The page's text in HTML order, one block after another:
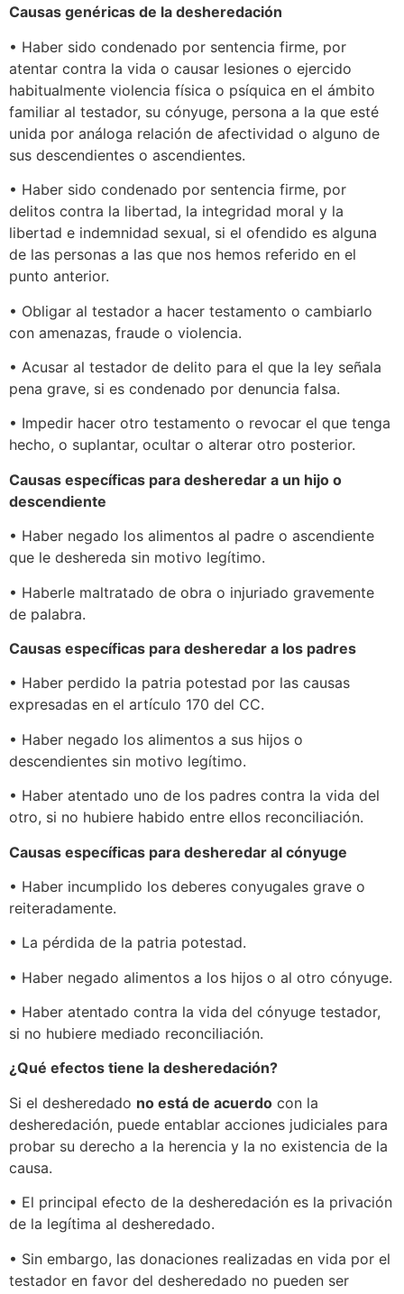
Causas genéricas de la desheredación
• Haber sido condenado por sentencia firme, por
atentar contra la vida o causar lesiones o ejercido
habitualmente violencia física o psíquica en el ámbito
familiar al testador, su cónyuge, persona a la que esté
unida por análoga relación de afectividad o alguno de
sus descendientes o ascendientes.
• Haber sido condenado por sentencia firme, por
delitos contra la libertad, la integridad moral y la
libertad e indemnidad sexual, si el ofendido es alguna
de las personas a las que nos hemos referido en el
punto anterior.
• Obligar al testador a hacer testamento o cambiarlo
con amenazas, fraude o violencia.
• Acusar al testador de delito para el que la ley señala
pena grave, si es condenado por denuncia falsa.
• Impedir hacer otro testamento o revocar el que tenga
hecho, o suplantar, ocultar o alterar otro posterior.
Causas específicas para desheredar a un hijo o
descendiente
• Haber negado los alimentos al padre o ascendiente
que le deshereda sin motivo legítimo.
• Haberle maltratado de obra o injuriado gravemente
de palabra.
Causas específicas para desheredar a los padres
• Haber perdido la patria potestad por las causas
expresadas en el artículo 170 del CC.
• Haber negado los alimentos a sus hijos o
descendientes sin motivo legítimo.
• Haber atentado uno de los padres contra la vida del
otro, si no hubiere habido entre ellos reconciliación.
Causas específicas para desheredar al cónyuge
• Haber incumplido los deberes conyugales grave o
reiteradamente.
• La pérdida de la patria potestad.
• Haber negado alimentos a los hijos o al otro cónyuge.
• Haber atentado contra la vida del cónyuge testador,
si no hubiere mediado reconciliación.
¿Qué efectos tiene la desheredación?
Si el desheredado no está de acuerdo con la
desheredación, puede entablar acciones judiciales para
probar su derecho a la herencia y la no existencia de la
causa.
• El principal efecto de la desheredación es la privación
de la legítima al desheredado.
• Sin embargo, las donaciones realizadas en vida por el
testador en favor del desheredado no pueden ser